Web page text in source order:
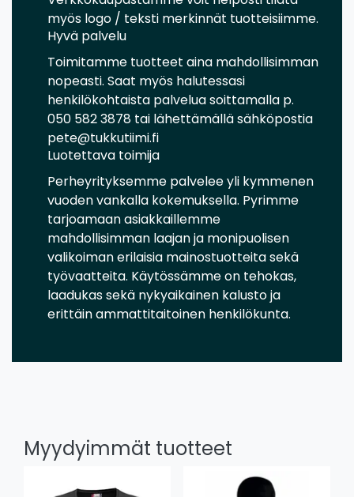
myös logo / teksti merkinnät tuotteisiimme.
Hyvä palvelu
Toimitamme tuotteet aina mahdollisimman
nopeasti. Saat myös halutessasi
henkilökohtaista palvelua soittamalla p.
050 582 3878 tai lähettämällä sähköpostia
pete@tukkutiimi.fi
Luotettava toimija
Perheyrityksemme palvelee yli kymmenen
vuoden vankalla kokemuksella. Pyrimme
tarjoamaan asiakkaillemme
mahdollisimman laajan ja monipuolisen
valikoiman erilaisia mainostuotteita sekä
työvaatteita. Käytössämme on tehokas,
laadukas sekä nykyaikainen kalusto ja
erittäin ammattitaitoinen henkilökunta.
Myydyimmät tuotteet